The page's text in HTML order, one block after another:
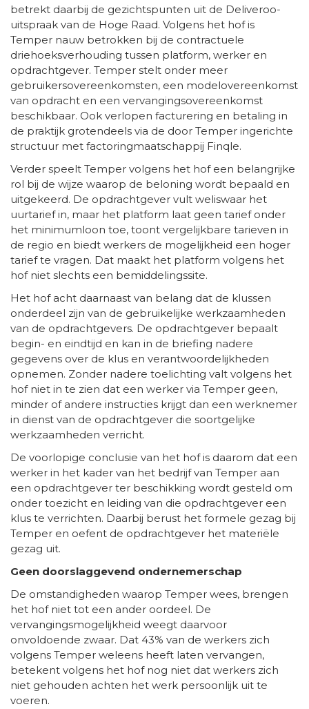
betrekt daarbij de gezichtspunten uit de Deliveroo-
uitspraak van de Hoge Raad. Volgens het hof is
Temper nauw betrokken bij de contractuele
driehoeksverhouding tussen platform, werker en
opdrachtgever. Temper stelt onder meer
gebruikersovereenkomsten, een modelovereenkomst
van opdracht en een vervangingsovereenkomst
beschikbaar. Ook verlopen facturering en betaling in
de praktijk grotendeels via de door Temper ingerichte
structuur met factoringmaatschappij Finqle.
Verder speelt Temper volgens het hof een belangrijke
rol bij de wijze waarop de beloning wordt bepaald en
uitgekeerd. De opdrachtgever vult weliswaar het
uurtarief in, maar het platform laat geen tarief onder
het minimumloon toe, toont vergelijkbare tarieven in
de regio en biedt werkers de mogelijkheid een hoger
tarief te vragen. Dat maakt het platform volgens het
hof niet slechts een bemiddelingssite.
Het hof acht daarnaast van belang dat de klussen
onderdeel zijn van de gebruikelijke werkzaamheden
van de opdrachtgevers. De opdrachtgever bepaalt
begin- en eindtijd en kan in de briefing nadere
gegevens over de klus en verantwoordelijkheden
opnemen. Zonder nadere toelichting valt volgens het
hof niet in te zien dat een werker via Temper geen,
minder of andere instructies krijgt dan een werknemer
in dienst van de opdrachtgever die soortgelijke
werkzaamheden verricht.
De voorlopige conclusie van het hof is daarom dat een
werker in het kader van het bedrijf van Temper aan
een opdrachtgever ter beschikking wordt gesteld om
onder toezicht en leiding van die opdrachtgever een
klus te verrichten. Daarbij berust het formele gezag bij
Temper en oefent de opdrachtgever het materiële
gezag uit.
Geen doorslaggevend ondernemerschap
De omstandigheden waarop Temper wees, brengen
het hof niet tot een ander oordeel. De
vervangingsmogelijkheid weegt daarvoor
onvoldoende zwaar. Dat 43% van de werkers zich
volgens Temper weleens heeft laten vervangen,
betekent volgens het hof nog niet dat werkers zich
niet gehouden achten het werk persoonlijk uit te
voeren.